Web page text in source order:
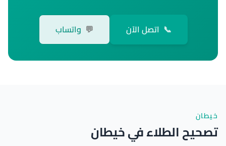
📞 اتصل الآن 💬 واتساب
خيطان
تصحيح الطلاء في خيطان